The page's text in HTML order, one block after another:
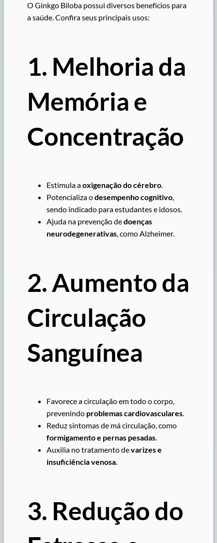
O Ginkgo Biloba possui diversos benefícios para
a saúde. Confira seus principais usos:
1. Melhoria da
Memória e
Concentração
Estimula aoxigenação do cérebro.
Potencializa odesempenho cognitivo,
sendo indicado para estudantes e idosos.
Ajuda na prevenção dedoenças
neurodegenerativas, como Alzheimer.
2. Aumento da
Circulação
Sanguínea
Favorece a circulação em todo o corpo,
prevenindo problemas cardiovasculares.
Reduz sintomas de má circulação, como
formigamento e pernas pesadas.
Auxilia no tratamento devarizes e
insuficiência venosa.
3. Redução do